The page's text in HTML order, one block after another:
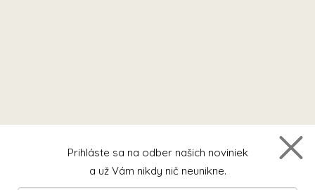
Prihláste sa na odber našich noviniek
a už Vám nikdy nič neunikne.